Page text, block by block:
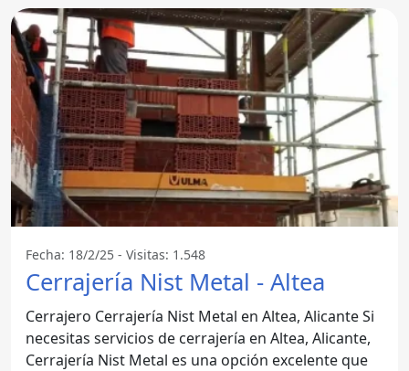
Fecha: 18/2/25 - Visitas: 1.548
Cerrajería Nist Metal - Altea
Cerrajero Cerrajería Nist Metal en Altea, Alicante Si
necesitas servicios de cerrajería en Altea, Alicante,
Cerrajería Nist Metal es una opción excelente que